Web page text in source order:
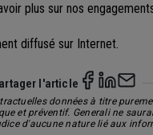
plus sur nos
diffusé sur Internet.
l'article
données à titre
et préventif. Generali ne
d'aucune nature lié aux